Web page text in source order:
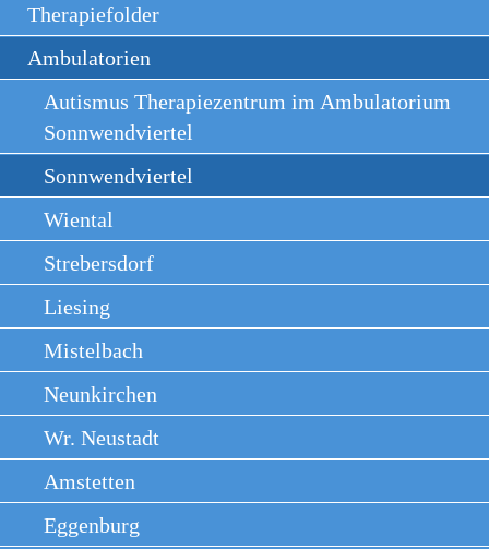
Therapiefolder
Ambulatorien
Autismus Therapiezentrum im Ambulatorium
Sonnwendviertel
Sonnwendviertel
Wiental
Strebersdorf
Liesing
Mistelbach
Neunkirchen
Wr. Neustadt
Amstetten
Eggenburg